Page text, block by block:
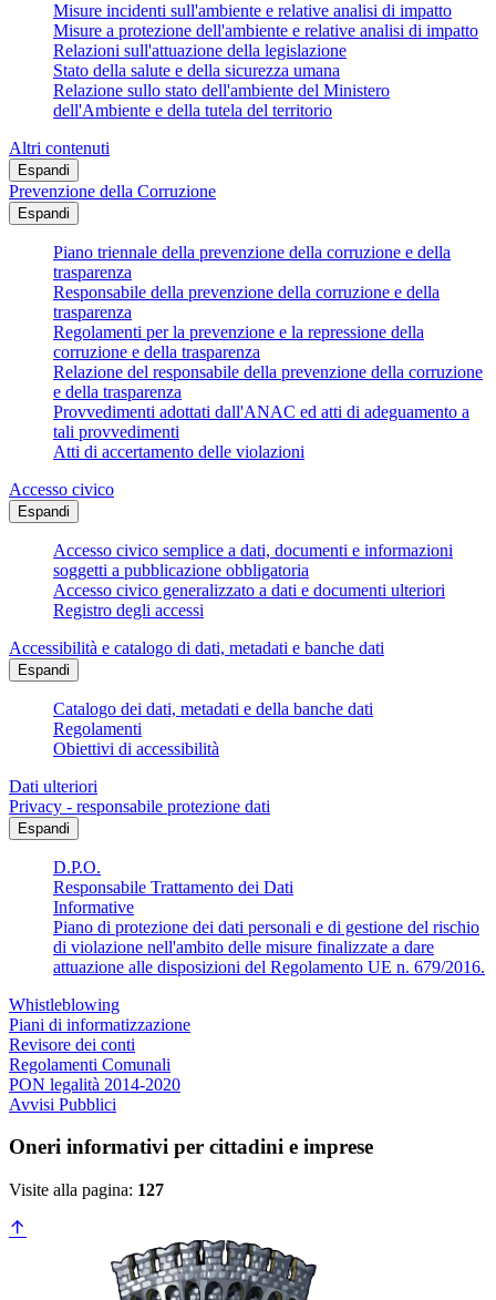
Misure incidenti sull'ambiente e relative analisi di impatto
Misure a protezione dell'ambiente e relative analisi di impatto
Relazioni sull'attuazione della legislazione
Stato della salute e della sicurezza umana
Relazione sullo stato dell'ambiente del Ministero
dell'Ambiente e della tutela del territorio
Altri contenuti
Espandi
Prevenzione della Corruzione
Espandi
Piano triennale della prevenzione della corruzione e della
trasparenza
Responsabile della prevenzione della corruzione e della
trasparenza
Regolamenti per la prevenzione e la repressione della
corruzione e della trasparenza
Relazione del responsabile della prevenzione della corruzione
e della trasparenza
Provvedimenti adottati dall'ANAC ed atti di adeguamento a
tali provvedimenti
Atti di accertamento delle violazioni
Accesso civico
Espandi
Accesso civico semplice a dati, documenti e informazioni
soggetti a pubblicazione obbligatoria
Accesso civico generalizzato a dati e documenti ulteriori
Registro degli accessi
Accessibilità e catalogo di dati, metadati e banche dati
Espandi
Catalogo dei dati, metadati e della banche dati
Regolamenti
Obiettivi di accessibilità
Dati ulteriori
Privacy - responsabile protezione dati
Espandi
D.P.O.
Responsabile Trattamento dei Dati
Informative
Piano di protezione dei dati personali e di gestione del rischio
di violazione nell'ambito delle misure finalizzate a dare
attuazione alle disposizioni del Regolamento UE n. 679/2016.
Whistleblowing
Piani di informatizzazione
Revisore dei conti
Regolamenti Comunali
PON legalità 2014-2020
Avvisi Pubblici
Oneri informativi per cittadini e imprese
Visite alla pagina: 127